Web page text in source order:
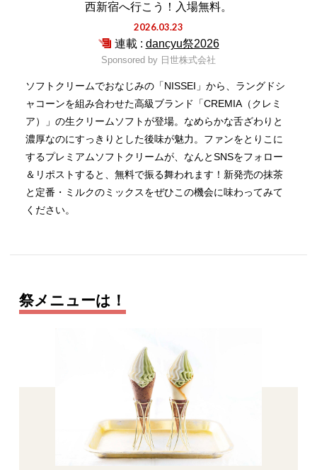
西新宿へ行こう！入場無料。
2026.03.23
連載 : dancyu祭2026
Sponsored by 日世株式会社
ソフトクリームでおなじみの「NISSEI」から、ラングドシ
ャコーンを組み合わせた高級ブランド「CREMIA（クレミ
ア）」の生クリームソフトが登場。なめらかな舌ざわりと
濃厚なのにすっきりとした後味が魅力。ファンをとりこに
するプレミアムソフトクリームが、なんとSNSをフォロー
＆リポストすると、無料で振る舞われます！新発売の抹茶
と定番・ミルクのミックスをぜひこの機会に味わってみて
ください。
祭メニューは！